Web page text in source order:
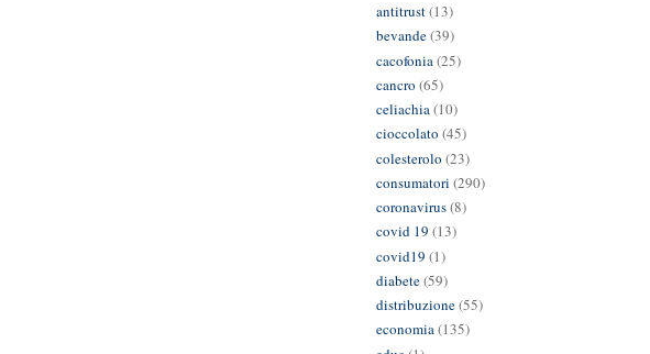
antitrust(13)
bevande(39)
cacofonia (25)
cancro (65)
celiachia(10)
cioccolato (45)
colesterolo (23)
consumatori (290)
coronavirus(8)
covid 19 (13)
covid19 (1)
diabete(59)
distribuzione(55)
economia(135)